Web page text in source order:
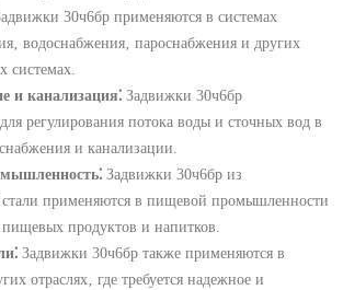
30ч6бр применяются в системах
водоснабжения‚ пароснабжения и других
системах.
и канализация⁚ Задвижки 30ч6бр
регулирования потока воды и сточных вод в
и канализации.
Задвижки 30ч6бр из
применяются в пищевой промышленности
пищевых продуктов и напитков.
Задвижки 30ч6бр также применяются в
отраслях‚ где требуется надежное и